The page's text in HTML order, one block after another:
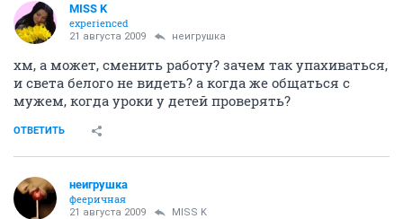
MISS K
experienced
21 августа 2009 неигрушка
хм, а может, сменить работу? зачем так упахиваться,
и света белого не видеть? а когда же общаться с
мужем, когда уроки у детей проверять?
ОТВЕТИТЬ
неигрушка
фееричная
21 августа 2009 MISS K